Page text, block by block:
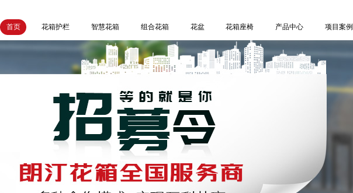
首页 花箱护栏 智慧花箱 组合花箱 花盆 花箱座椅 产品中心 项目案例